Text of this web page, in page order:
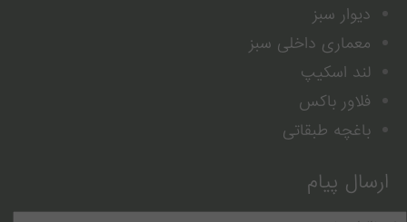
دیوار سبز
معماری داخلی سبز
لند اسکیپ
فلاور باکس
باغچه طبقاتی
ارسال پیام